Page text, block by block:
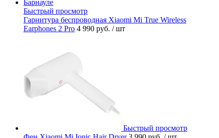
Быстрый просмотр
Гарнитура беспроводная Xiaomi Mi True Wireless
Earphones 2 Pro 4 990 руб. / шт
Быстрый просмотр